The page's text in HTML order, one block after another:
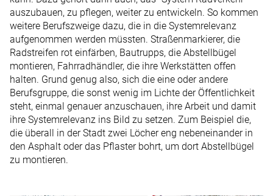
auszubauen, zu pflegen, weiter zu entwickeln. So kommen
weitere Berufszweige dazu, die in die Systemrelevanz
aufgenommen werden müssten. Straßenmarkierer, die
Radstreifen rot einfärben, Bautrupps, die Abstellbügel
montieren, Fahrradhändler, die ihre Werkstätten offen
halten. Grund genug also, sich die eine oder andere
Berufsgruppe, die sonst wenig im Lichte der Öffentlichkeit
steht, einmal genauer anzuschauen, ihre Arbeit und damit
ihre Systemrelevanz ins Bild zu setzen. Zum Beispiel die,
die überall in der Stadt zwei Löcher eng nebeneinander in
den Asphalt oder das Pflaster bohrt, um dort Abstellbügel
zu montieren.